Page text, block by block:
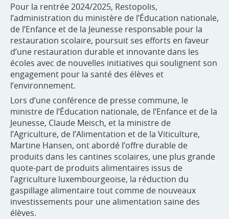
Pour la rentrée 2024/2025, Restopolis,
l’administration du ministère de l’Éducation nationale,
de l’Enfance et de la Jeunesse responsable pour la
restauration scolaire, poursuit ses efforts en faveur
d’une restauration durable et innovante dans les
écoles avec de nouvelles initiatives qui soulignent son
engagement pour la santé des élèves et
l’environnement.
Lors d’une conférence de presse commune, le
ministre de l’Éducation nationale, de l’Enfance et de la
Jeunesse, Claude Meisch, et la ministre de
l’Agriculture, de l’Alimentation et de la Viticulture,
Martine Hansen, ont abordé l’offre durable de
produits dans les cantines scolaires, une plus grande
quote-part de produits alimentaires issus de
l’agriculture luxembourgeoise, la réduction du
gaspillage alimentaire tout comme de nouveaux
investissements pour une alimentation saine des
élèves.